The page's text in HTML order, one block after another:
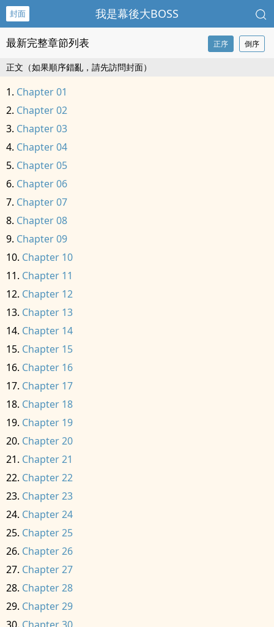
封面 我是幕後大BOSS
最新完整章節列表 正序 倒序
正文（如果順序錯亂，請先訪問封面）
Chapter 01
Chapter 02
Chapter 03
Chapter 04
Chapter 05
Chapter 06
Chapter 07
Chapter 08
Chapter 09
Chapter 10
Chapter 11
Chapter 12
Chapter 13
Chapter 14
Chapter 15
Chapter 16
Chapter 17
Chapter 18
Chapter 19
Chapter 20
Chapter 21
Chapter 22
Chapter 23
Chapter 24
Chapter 25
Chapter 26
Chapter 27
Chapter 28
Chapter 29